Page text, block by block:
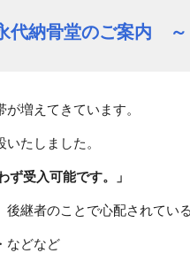
代納骨堂のご案内 ～
増えてきています。
たしました。
ず受入可能です。 」
継者のことで心配されている
などなど